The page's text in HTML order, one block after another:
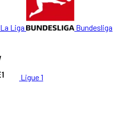
La Liga Bundesliga
Ligue 1